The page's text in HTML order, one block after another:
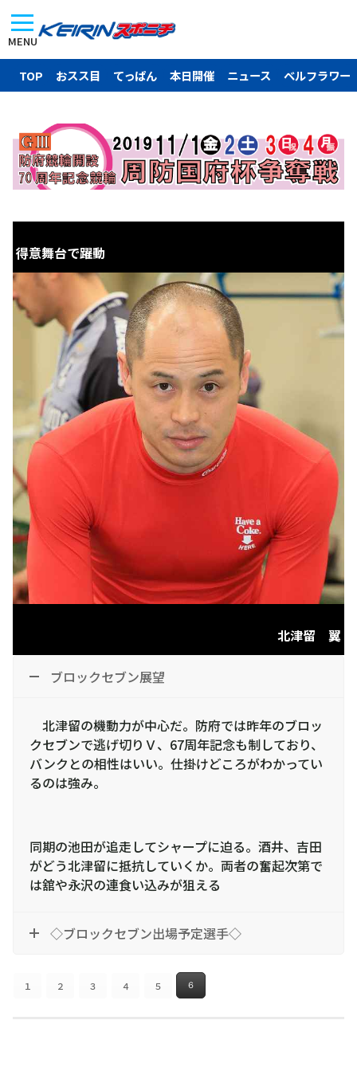
MENU
TOP おスス目 てっぱん 本日開催 ニュース ベルフラワー
得意舞台で躍動
北津留 翼
ブロックセブン展望
北津留の機動力が中心だ。防府では昨年のブロッ
クセブンで逃げ切りＶ、67周年記念も制しており、
バンクとの相性はいい。仕掛けどころがわかってい
るのは強み。
同期の池田が追走してシャープに迫る。酒井、吉田
がどう北津留に抵抗していくか。両者の奮起次第で
は舘や永沢の連食い込みが狙える
◇ブロックセブン出場予定選手◇
１ ２ ３ ４ ５ ６